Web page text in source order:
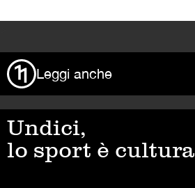
Leggi anche
Undici,
lo sport è cultura